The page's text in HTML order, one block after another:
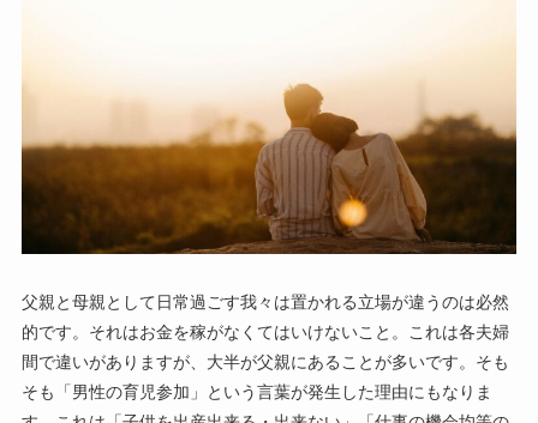
父親と母親として日常過ごす我々は置かれる立場が違うのは必然
的です。それはお金を稼がなくてはいけないこと。これは各夫婦
間で違いがありますが、大半が父親にあることが多いです。そも
そも「男性の育児参加」という言葉が発生した理由にもなりま